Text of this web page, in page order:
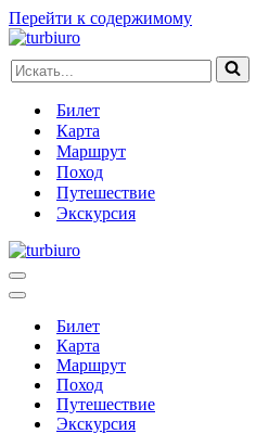
Перейти к содержимому
Искать...
Билет
Карта
Маршрут
Поход
Путешествие
Экскурсия
Меню
навигации
Меню
навигацииБилет
Карта
Маршрут
Поход
Путешествие
Экскурсия